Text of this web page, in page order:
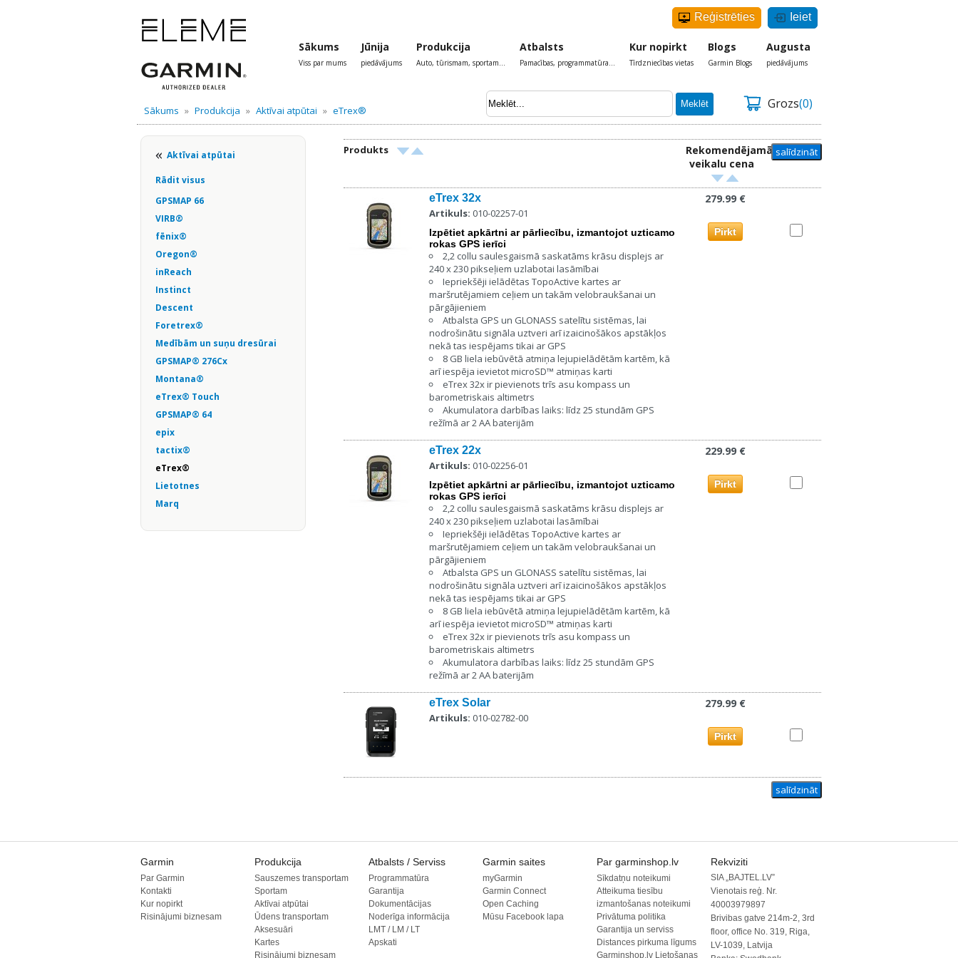
Reģistrēties Ieiet
Sākums
Viss par mums
Jūnija
piedāvājums
Produkcija
Auto, tūrismam, sportam...
Atbalsts
Pamacības, programmatūra...
Kur nopirkt
Tīrdzniecības vietas
Blogs
Garmin Blogs
Augusta
piedāvājums
Sākums » Produkcija » Aktīvai atpūtai » eTrex®
Meklēt Grozs(0)
Aktīvai atpūtai
Rādit visus
GPSMAP 66
VIRB®
fēnix®
Oregon®
inReach
Instinct
Descent
Foretrex®
Medībām un suņu dresūrai
GPSMAP® 276Cx
Montana®
eTrex® Touch
GPSMAP® 64
epix
tactix®
eTrex®
Lietotnes
Marq
Produkts
Rekomendējamā
veikalu cena
eTrex 32x
Artikuls: 010-02257-01
Izpētiet apkārtni ar pārliecību, izmantojot uzticamo
rokas GPS ierīci
2,2 collu saulesgaismā saskatāms krāsu displejs ar
240 x 230 pikseļiem uzlabotai lasāmībai
Iepriekšēji ielādētas TopoActive kartes ar
maršrutējamiem ceļiem un takām velobraukšanai un
pārgājieniem
Atbalsta GPS un GLONASS satelītu sistēmas, lai
nodrošinātu signāla uztveri arī izaicinošākos apstākļos
nekā tas iespējams tikai ar GPS
8 GB liela iebūvētā atmiņa lejupielādētām kartēm, kā
arī iespēja ievietot microSD™ atmiņas karti
eTrex 32x ir pievienots trīs asu kompass un
barometriskais altimetrs
Akumulatora darbības laiks: līdz 25 stundām GPS
režīmā ar 2 AA baterijām
279.99 €
Pirkt
eTrex 22x
Artikuls: 010-02256-01
Izpētiet apkārtni ar pārliecību, izmantojot uzticamo
rokas GPS ierīci
2,2 collu saulesgaismā saskatāms krāsu displejs ar
240 x 230 pikseļiem uzlabotai lasāmībai
Iepriekšēji ielādētas TopoActive kartes ar
maršrutējamiem ceļiem un takām velobraukšanai un
pārgājieniem
Atbalsta GPS un GLONASS satelītu sistēmas, lai
nodrošinātu signāla uztveri arī izaicinošākos apstākļos
nekā tas iespējams tikai ar GPS
8 GB liela iebūvētā atmiņa lejupielādētām kartēm, kā
arī iespēja ievietot microSD™ atmiņas karti
eTrex 32x ir pievienots trīs asu kompass un
barometriskais altimetrs
Akumulatora darbības laiks: līdz 25 stundām GPS
režīmā ar 2 AA baterijām
229.99 €
Pirkt
eTrex Solar
Artikuls: 010-02782-00
279.99 €
Pirkt
Garmin
Par Garmin
Kontakti
Kur nopirkt
Risinājumi biznesam
Produkcija
Sauszemes transportam
Sportam
Aktīvai atpūtai
Ūdens transportam
Aksesuāri
Kartes
Risinājumi biznesam
Atbalsts / Serviss
Programmatūra
Garantija
Dokumentācijas
Noderīga informācija
LMT / LM / LT
Apskati
Garmin saites
myGarmin
Garmin Connect
Open Caching
Mūsu Facebook lapa
Par garminshop.lv
Sīkdatņu noteikumi
Atteikuma tiesību
izmantošanas noteikumi
Privātuma politika
Garantija un serviss
Distances pirkuma līgums
Garminshop.lv Lietošanas
Rekviziti
SIA „BAJTEL.LV”
Vienotais reģ. Nr.
40003979897
Brivibas gatve 214m-2, 3rd
floor, office No. 319, Riga,
LV-1039, Latvija